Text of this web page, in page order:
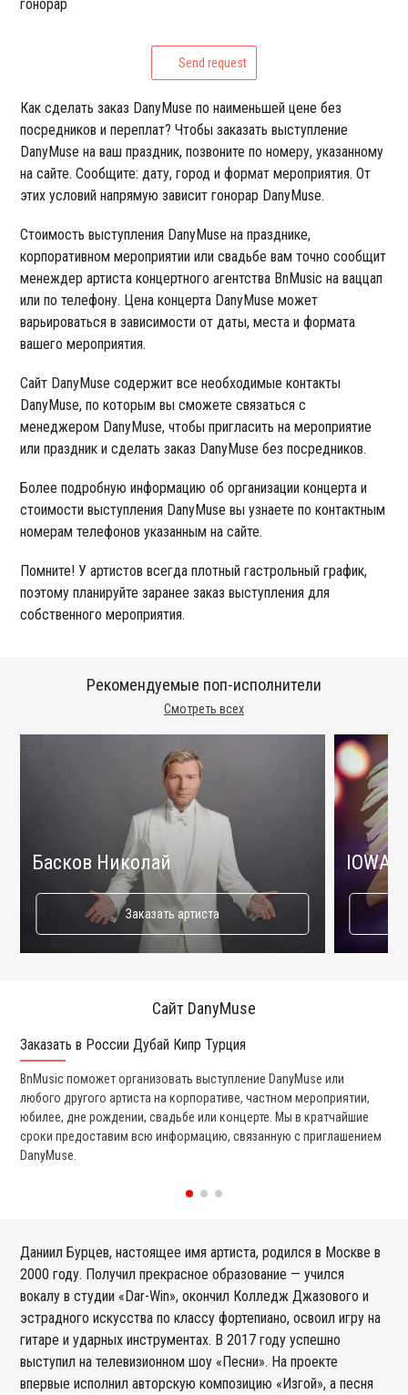
гонорар
Send request
Как сделать заказ DanyMuse по наименьшей цене без
посредников и переплат? Чтобы заказать выступление
DanyMuse на ваш праздник, позвоните по номеру, указанному
на сайте. Сообщите: дату, город и формат мероприятия. От
этих условий напрямую зависит гонорар DanyMuse.
Стоимость выступления DanyMuse на празднике,
корпоративном мероприятии или свадьбе вам точно сообщит
менеждер артиста концертного агентства BnMusic на ваццап
или по телефону. Цена концерта DanyMuse может
варьироваться в зависимости от даты, места и формата
вашего мероприятия.
Сайт DanyMuse содержит все необходимые контакты
DanyMuse, по которым вы сможете связаться с
менеджером DanyMuse, чтобы пригласить на мероприятие
или праздник и сделать заказ DanyMuse без посредников.
Более подробную информацию об организации концерта и
стоимости выступления DanyMuse вы узнаете по контактным
номерам телефонов указанным на сайте.
Помните! У артистов всегда плотный гастрольный график,
поэтому планируйте заранее заказ выступления для
собственного мероприятия.
Смотреть всех
Рекомендуемые поп-исполнители
Басков Николай
Заказать артиста
IOWA
Сайт DanyMuse
Заказать в России Дубай Кипр Турция
BnMusic поможет организовать выступление DanyMuse или
любого другого артиста на корпоративе, частном мероприятии,
юбилее, дне рождении, свадьбе или концерте. Мы в кратчайшие
сроки предоставим всю информацию, связанную с приглашением
DanyMuse.
Даниил Бурцев, настоящее имя артиста, родился в Москве в
2000 году. Получил прекрасное образование — учился
вокалу в студии «Dar-Win», окончил Колледж Джазового и
эстрадного искусства по классу фортепиано, освоил игру на
гитаре и ударных инструментах. В 2017 году успешно
выступил на телевизионном шоу «Песни». На проекте
впервые исполнил авторскую композицию «Изгой», а песня